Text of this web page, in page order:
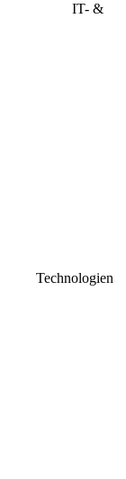
IT- &
Technologien